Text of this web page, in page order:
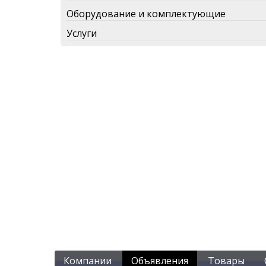
Оборудование и комплектующие
Услуги
Компании Объявления Товары